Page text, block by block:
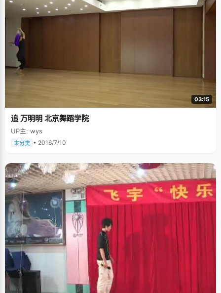
03:15
追 万明明 北京舞蹈学院
UP主: wys
未分类 • 2016/7/10